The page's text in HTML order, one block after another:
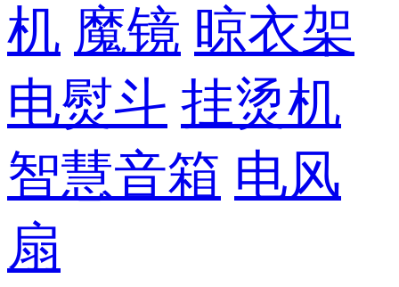
机 魔镜 晾衣架
电熨斗 挂烫机
智慧音箱 电风
扇